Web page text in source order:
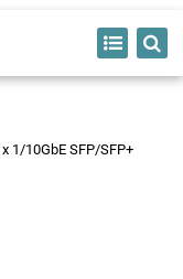
1/10GbE SFP/SFP+